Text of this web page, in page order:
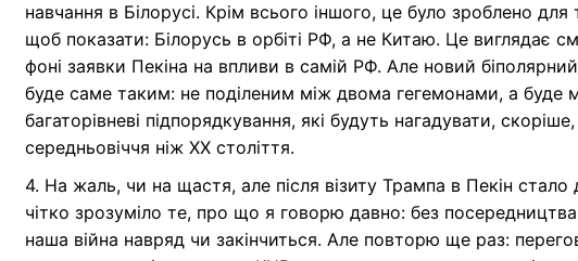
навчання в Білорусі. Крім всього іншого, це було зроблено для
щоб показати: Білорусь в орбіті РФ, а не Китаю. Це виглядає
фоні заявки Пекіна на впливи в самій РФ. Але новий біполярний
буде саме таким: не поділеним між двома гегемонами, а буде
багаторівневі підпорядкування, які будуть нагадувати, скоріше,
середньовіччя ніж ХХ століття.
4. На жаль, чи на щастя, але після візиту Трампа в Пекін стало
чітко зрозуміло те, про що я говорю давно: без посередництва
наша війна навряд чи закінчиться. Але повторю ще раз: